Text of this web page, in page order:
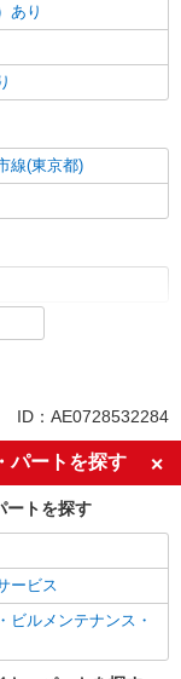
あり
線(東京都)
卒歓迎
迎
ID：AE0728532284
パートを探す
ートを探す
ービス
ビルメンテナンス・